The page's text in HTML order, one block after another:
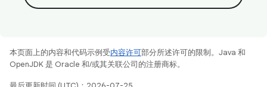
本页面上的内容和代码示例受内容许可部分所述许可的限制。Java 和
OpenJDK 是 Oracle 和/或其关联公司的注册商标。